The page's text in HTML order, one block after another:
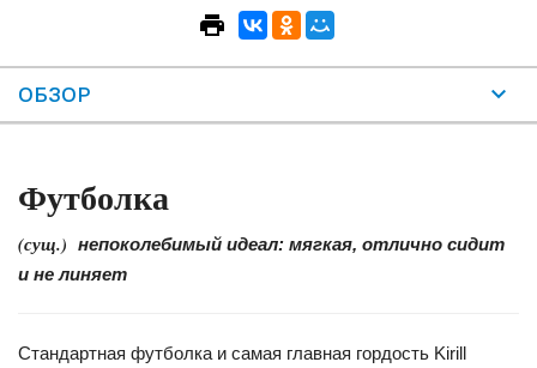
ОБЗОР
Футболка
(сущ.) непоколебимый идеал: мягкая, отлично сидит
и не линяет
Стандартная футболка и самая главная гордость Kirill